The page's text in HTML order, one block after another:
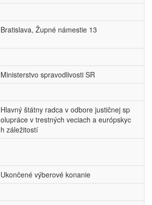
Bratislava, Župné námestie 13
Ministerstvo spravodlivosti SR
Hlavný štátny radca v odbore justičnej sp
olupráce v trestných veciach a európskyc
h záležitostí
Ukončené výberové konanie